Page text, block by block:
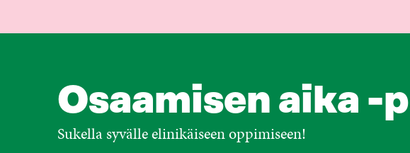
Osaamisen aika -
Sukella syvälle elinikäiseen oppimiseen!